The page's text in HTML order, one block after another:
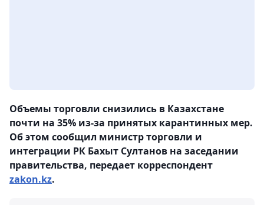
Объемы торговли снизились в Казахстане
почти на 35% из-за принятых карантинных мер.
Об этом сообщил министр торговли и
интеграции РК Бахыт Султанов на заседании
правительства, передает корреспондент
zakon.kz.